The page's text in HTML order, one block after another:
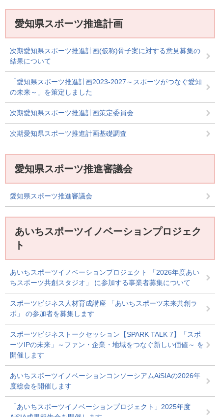
愛知県スポーツ推進計画
次期愛知県スポーツ推進計画(仮称)骨子案に対する意見募集の
結果について
「愛知県スポーツ推進計画2023-2027～スポーツがつなぐ愛知
の未来～」を策定しました
次期愛知県スポーツ推進計画策定委員会
次期愛知県スポーツ推進計画基礎調査
愛知県スポーツ推進審議会
愛知県スポーツ推進審議会
あいちスポーツイノベーションプロジェク
ト
あいちスポーツイノベーションプロジェクト 「2026年度あい
ちスポーツ共創スタジオ」 に参加する事業者募集について
スポーツビジネス人材育成講座 「あいちスポーツ未来共創ラ
ボ」 の参加者を募集します
スポーツビジネストークセッション【SPARK TALK 7】「スポ
ーツIPの未来」～ファン・企業・地域をつなぐ新しい価値～ を
開催します
あいちスポーツイノベーションコンソーシアムAiSIAの2026年
度総会を開催します
「あいちスポーツイノベーションプロジェクト」2025年度